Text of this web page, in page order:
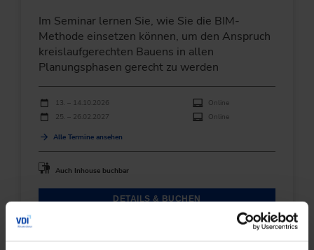
Im Seminar lernen Sie, wie Sie die BIM-
Methode einsetzen können, um den Anspruch
kreislaufgerechten Bauens in allen
Planungsphasen gerecht zu werden
Durchführungen
Veranstaltungsdatum
13. – 14.10.2026
Online
25. – 26.02.2027
Online
Alle Termine ansehen
Auch Inhouse buchbar
DETAILS & BUCHEN
Seminar